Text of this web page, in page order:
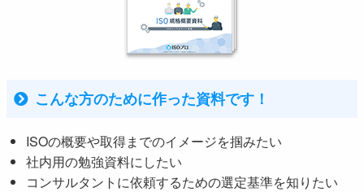
こんな方のために作った資料です！
ISOの概要や取得までのイメージを掴みたい
社内用の勉強資料にしたい
コンサルタントに依頼するための選定基準を知りたい